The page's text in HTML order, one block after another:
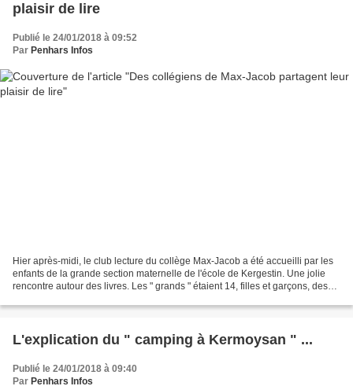
plaisir de lire
Publié le 24/01/2018 à 09:52
Par Penhars Infos
Hier après-midi, le club lecture du collège Max-Jacob a été accueilli par les
enfants de la grande section maternelle de l'école de Kergestin. Une jolie
rencontre autour des livres. Les " grands " étaient 14, filles et garçons, des
L'explication du " camping à Kermoysan " ...
Publié le 24/01/2018 à 09:40
Par Penhars Infos